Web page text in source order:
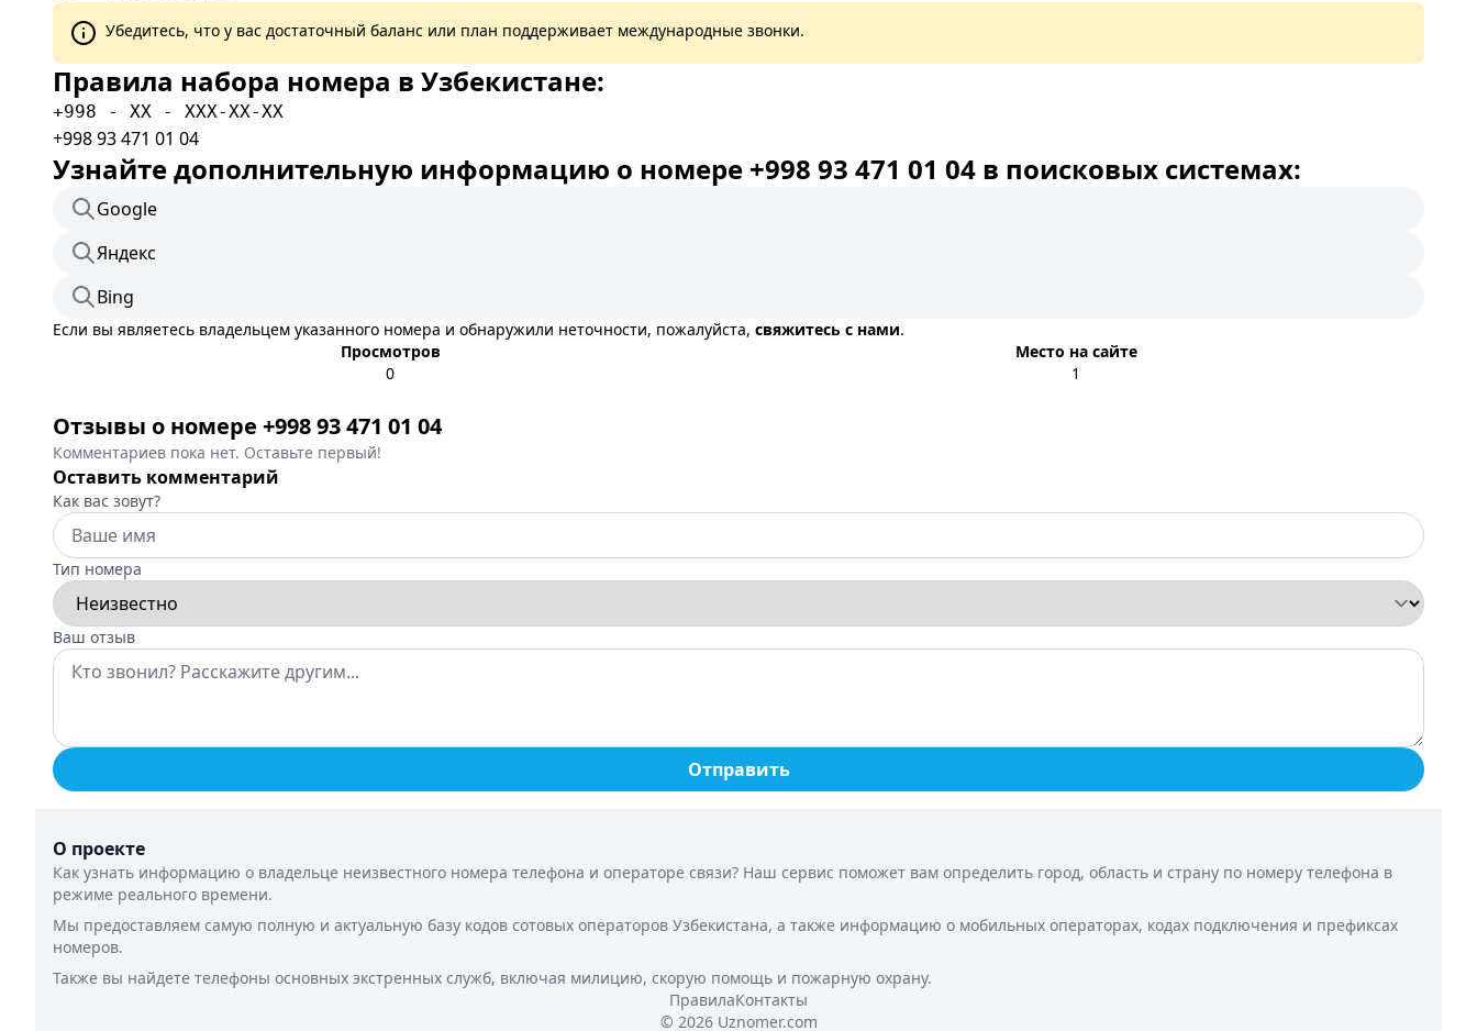
Убедитесь, что у вас достаточный баланс или план поддерживает международные звонки.
Правила набора номера в Узбекистане:
+998 - XX - XXX-XX-XX
+998 93 471 01 04
Узнайте дополнительную информацию о номере +998 93 471 01 04 в поисковых системах:
Google
Яндекс
Bing
Если вы являетесь владельцем указанного номера и обнаружили неточности, пожалуйста, свяжитесь с нами.
Просмотров
0
Место на сайте
1
Отзывы о номере +998 93 471 01 04
Комментариев пока нет. Оставьте первый!
Оставить комментарий
Как вас зовут?
Тип номера
Ваш отзыв
Отправить
О проекте
Как узнать информацию о владельце неизвестного номера телефона и операторе связи? Наш сервис поможет вам определить город, область и страну по номеру телефона в
режиме реального времени.
Мы предоставляем самую полную и актуальную базу кодов сотовых операторов Узбекистана, а также информацию о мобильных операторах, кодах подключения и префиксах
номеров.
Также вы найдете телефоны основных экстренных служб, включая милицию, скорую помощь и пожарную охрану.
ПравилаКонтакты
© 2026 Uznomer.com